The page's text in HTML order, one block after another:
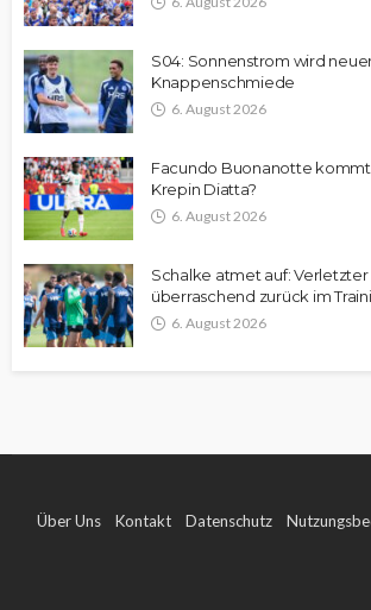
S04: Sonnenstrom wird
Knappenschmiede
6. August 2026
Facundo Buonanotte
Krepin Diatta?
6. August 2026
Schalke atmet auf: Verletzter
überraschend zurück im
6. August 2026
Über Uns Kontakt Datenschutz